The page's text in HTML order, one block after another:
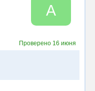
A
Проверено 16 июня